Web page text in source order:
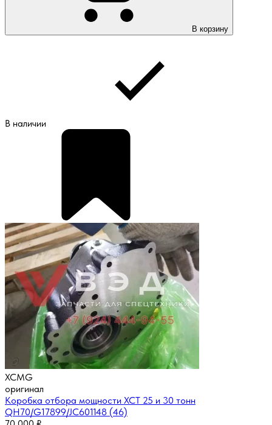
В корзину
В наличии
XCMG
оригинал
Коробка отбора мощности XCT 25 и 30 тонн
QH70/G17899/JC601148 (46)